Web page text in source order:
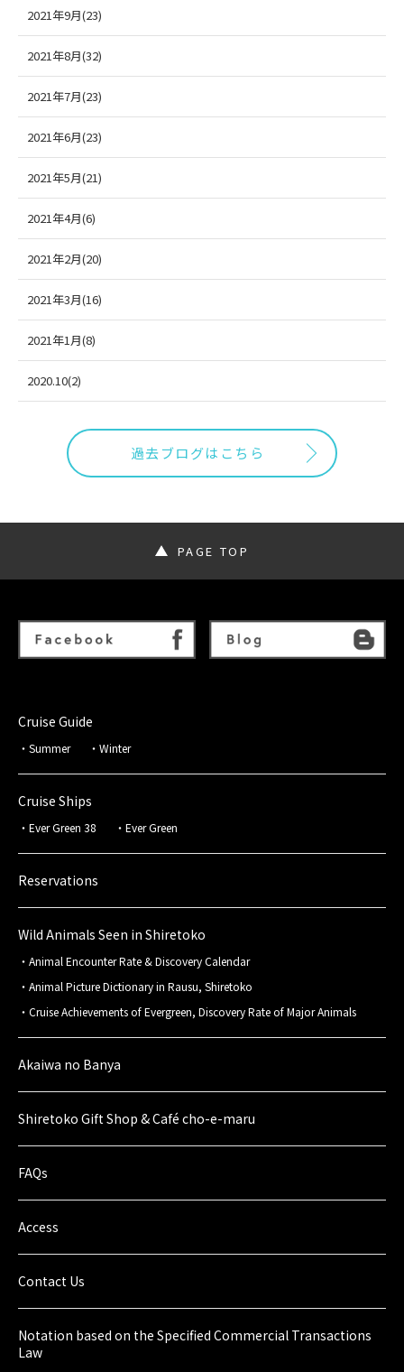
2021年9月(23)
2021年8月(32)
2021年7月(23)
2021年6月(23)
2021年5月(21)
2021年4月(6)
2021年2月(20)
2021年3月(16)
2021年1月(8)
2020.10(2)
過去ブログはこちら
PAGE TOP
Cruise Guide
Summer Winter
Cruise Ships
Ever Green 38 Ever Green
Reservations
Wild Animals Seen in Shiretoko
Animal Encounter Rate & Discovery Calendar
Animal Picture Dictionary in Rausu, Shiretoko
Cruise Achievements of Evergreen, Discovery Rate of Major Animals
Akaiwa no Banya
Shiretoko Gift Shop & Café cho-e-maru
FAQs
Access
Contact Us
Notation based on the Specified Commercial Transactions
Law